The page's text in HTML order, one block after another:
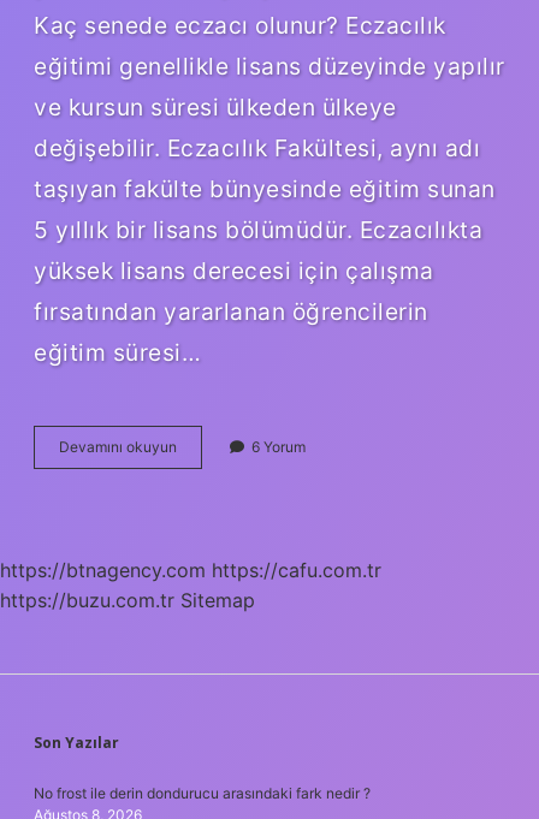
Kaç senede eczacı olunur? Eczacılık
eğitimi genellikle lisans düzeyinde yapılır
ve kursun süresi ülkeden ülkeye
değişebilir. Eczacılık Fakültesi, aynı adı
taşıyan fakülte bünyesinde eğitim sunan
5 yıllık bir lisans bölümüdür. Eczacılıkta
yüksek lisans derecesi için çalışma
fırsatından yararlanan öğrencilerin
eğitim süresi…
Devamını okuyun
Olmak
6 Yorum
https://btnagency.com https://cafu.com.tr
https://buzu.com.tr Sitemap
SIDEBAR
Son Yazılar
No frost ile derin dondurucu arasındaki fark nedir ?
Ağustos 8, 2026